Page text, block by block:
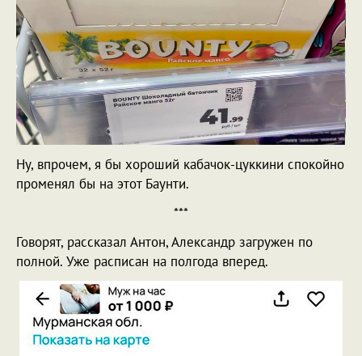
Ну, впрочем, я бы хороший кабачок-цуккини спокойно
променял бы на этот Баунти.
***
Говорят, рассказал Антон, Александр загружен по
полной. Уже расписан на полгода вперед.